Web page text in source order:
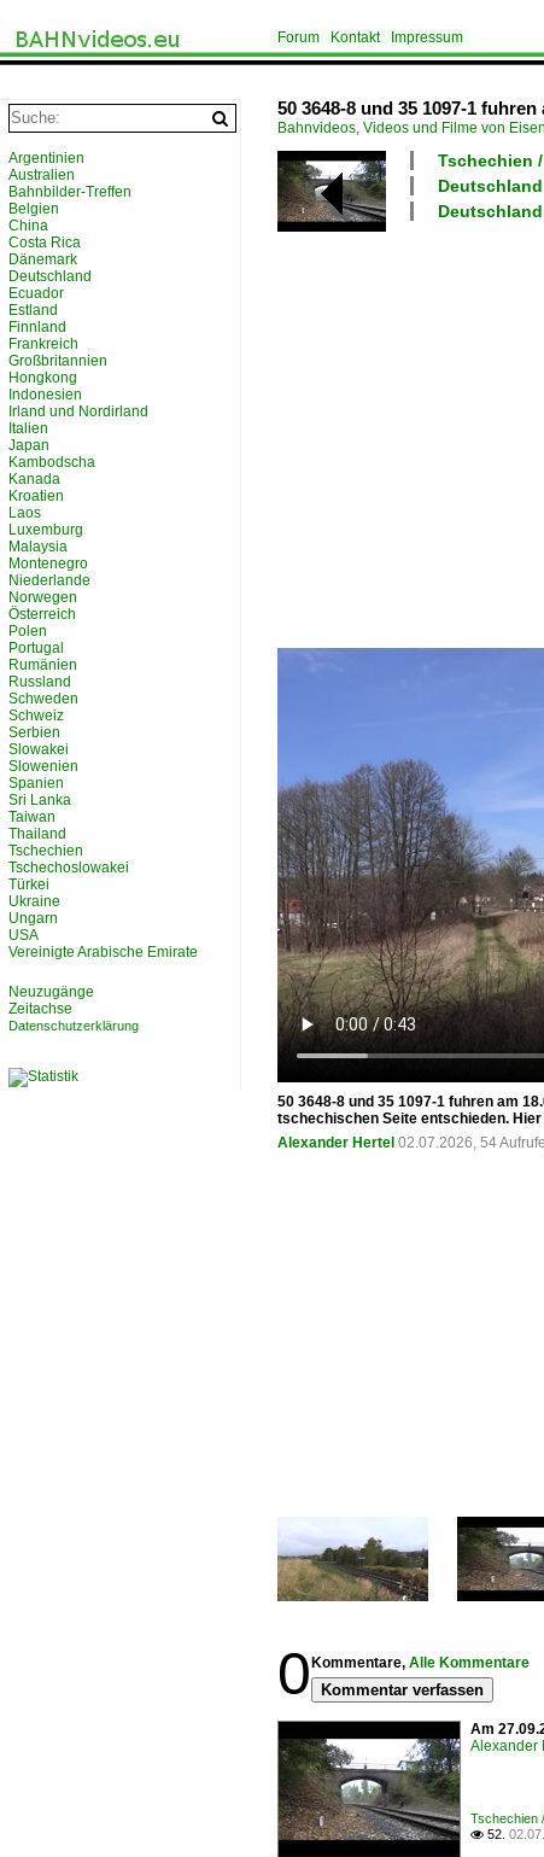
Forum Kontakt Impressum
50 3648-8 und 35 1097-1
Bahnvideos, Videos und Filme von
Tschechien
Deutschland
50 3648-8 und 35 1097-1 fuhren am
tschechischen Seite entschieden.
Alexander Hertel 02.07.2026, 54
0 Kommentare, Alle Kommentare
Kommentar verfassen
Am
Alexander
Tschechien
 52.
Argentinien
Australien
Bahnbilder-Treffen
Belgien
China
Costa Rica
Dänemark
Deutschland
Ecuador
Estland
Finnland
Frankreich
Großbritannien
Hongkong
Indonesien
Irland und Nordirland
Italien
Japan
Kambodscha
Kanada
Kroatien
Laos
Luxemburg
Malaysia
Montenegro
Niederlande
Norwegen
Österreich
Polen
Portugal
Rumänien
Russland
Schweden
Schweiz
Serbien
Slowakei
Slowenien
Spanien
Sri Lanka
Taiwan
Thailand
Tschechien
Tschechoslowakei
Türkei
Ukraine
Ungarn
USA
Vereinigte Arabische Emirate
Neuzugänge
Zeitachse
Datenschutzerklärung